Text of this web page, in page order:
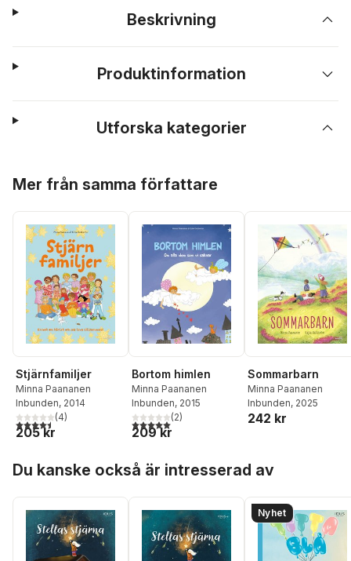
Beskrivning
Produktinformation
Utforska kategorier
Mer från samma författare
Stjärnfamiljer
Minna Paananen
Inbunden, 2014
4,5utav 5 stjärnor. Totalt antal röster:
(4)
205 kr
Bortom himlen
Minna Paananen
Inbunden, 2015
5,0utav 5 stjärnor. Totalt antal röster:
(2)
209 kr
Sommarbarn
Minna Paananen
Inbunden, 2025
242 kr
Du kanske också är intresserad av
Nyhet